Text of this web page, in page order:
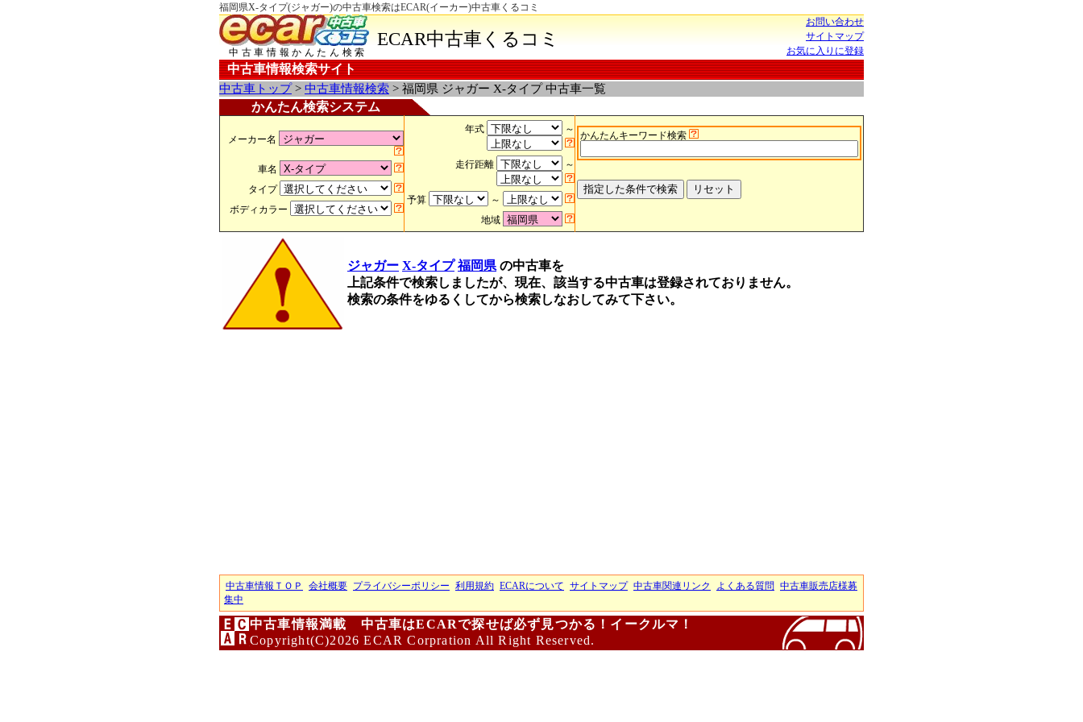
福岡県X-タイプ(ジャガー)の中古車検索はECAR(イーカー)中古車くるコミ
中古車情報かんたん検索
ECAR中古車くるコミ
お問い合わせ
サイトマップ
お気に入りに登録
中古車情報検索サイト
中古車トップ> 中古車情報検索 > 福岡県 ジャガー X-タイプ 中古車一覧
かんたん検索システム
メーカー名
車名
タイプ
ボディカラー
年式 ～
走行距離 ～
予算
～
地域
かんたんキーワード検索
ジャガー X-タイプ 福岡県 の中古車を
上記条件で検索しましたが、現在、該当する中古車は登録されておりません。
検索の条件をゆるくしてから検索しなおしてみて下さい。
中古車情報ＴＯＰ 会社概要 プライバシーポリシー 利用規約 ECARについて サイトマップ 中古車関連リンク よくある質問 中古車販売店様募
集中
中古車情報満載 中古車はECARで探せば必ず見つかる！イークルマ！
Copyright(C)2026 ECAR Corpration All Right Reserved.